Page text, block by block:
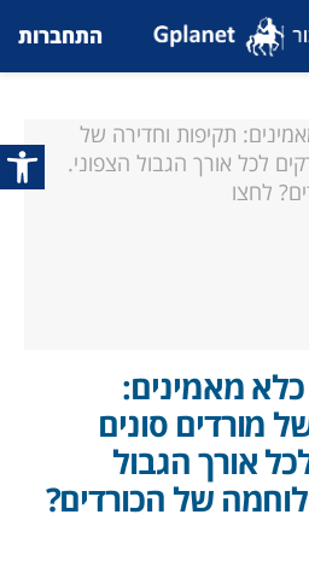
פתח
התחברות
מאמינים:
מורדים סונים
אורך הגבול
של הכורדים?